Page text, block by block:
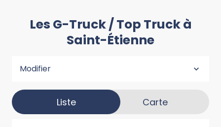
Les G-Truck / Top Truck à
Saint-Étienne
Modifier
Liste Carte